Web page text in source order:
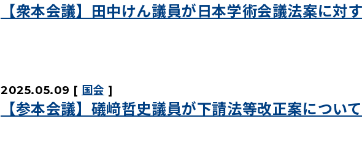
【衆本会議】田中けん議員が日本学術会議法案に対
2025.05.09 国会
【参本会議】礒﨑哲史議員が下請法等改正案につい